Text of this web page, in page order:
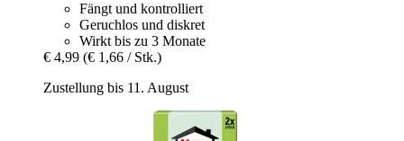
Fängt und kontrolliert
Geruchlos und diskret
Wirkt bis zu 3 Monate
€ 4,99 (€ 1,66 / Stk.)
Zustellung bis 11. August